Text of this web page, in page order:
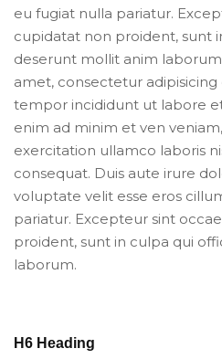
eu fugiat nulla pariatur.
cupidatat non proident, sunt
deserunt mollit anim
amet, consectetur adipisicing
tempor incididunt ut labore
enim ad minim et ven
exercitation ullamco laboris
consequat. Duis aute irure
voluptate velit esse eros
pariatur. Excepteur sint
proident, sunt in culpa qui
laborum.
H6 Heading